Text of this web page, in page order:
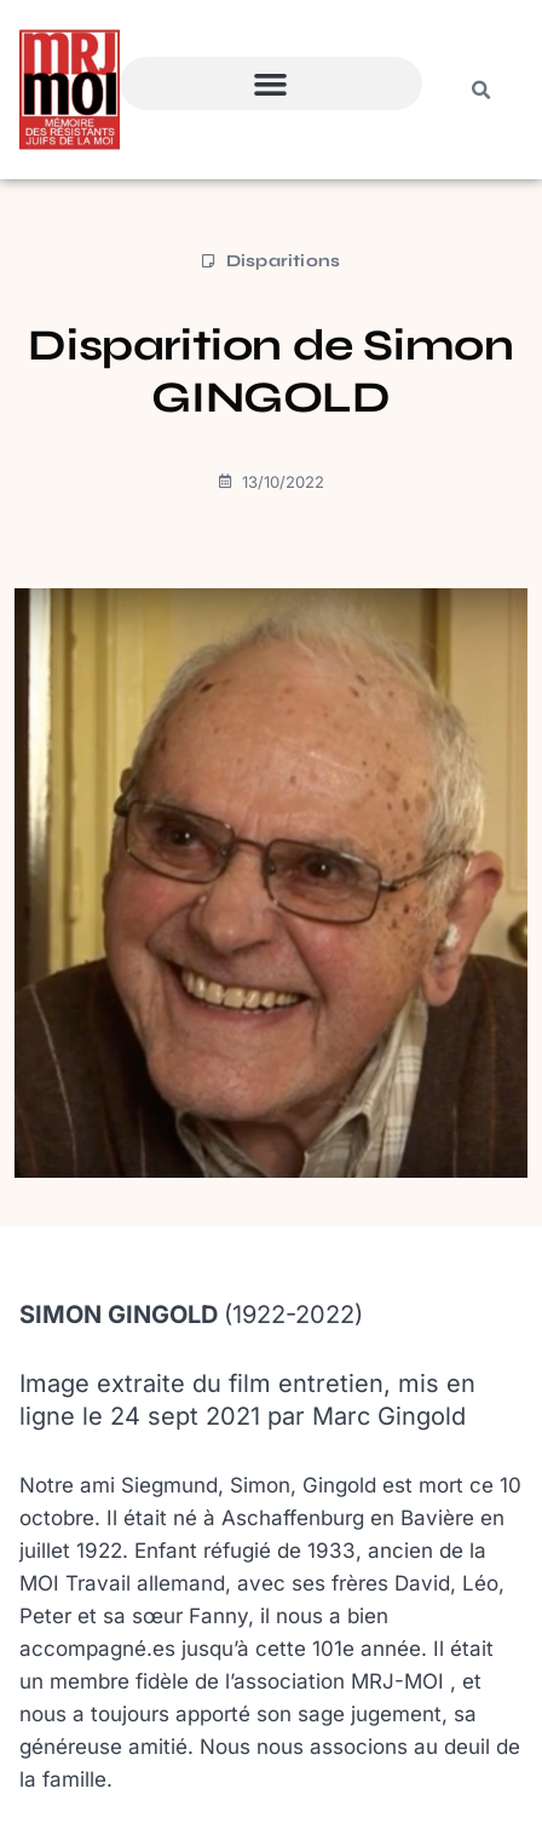
Disparitions
Disparition de Simon
GINGOLD
13/10/2022
SIMON GINGOLD (1922-2022)
Image extraite du film entretien, mis en
ligne le 24 sept 2021 par Marc Gingold
Notre ami Siegmund, Simon, Gingold est mort ce 10
octobre. Il était né à Aschaffenburg en Bavière en
juillet 1922. Enfant réfugié de 1933, ancien de la
MOI Travail allemand, avec ses frères David, Léo,
Peter et sa sœur Fanny, il nous a bien
accompagné.es jusqu’à cette 101e année. Il était
un membre fidèle de l’association MRJ-MOI , et
nous a toujours apporté son sage jugement, sa
généreuse amitié. Nous nous associons au deuil de
la famille.